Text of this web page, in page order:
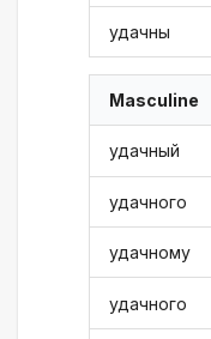
удачны
Masculine
удачный
удачного
удачному
удачного